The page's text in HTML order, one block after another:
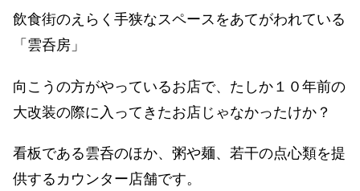
飲食街のえらく手狭なスペースをあてがわれている
「雲呑房」
向こうの方がやっているお店で、たしか１０年前の
大改装の際に入ってきたお店じゃなかったけか？
看板である雲呑のほか、粥や麺、若干の点心類を提
供するカウンター店舗です。